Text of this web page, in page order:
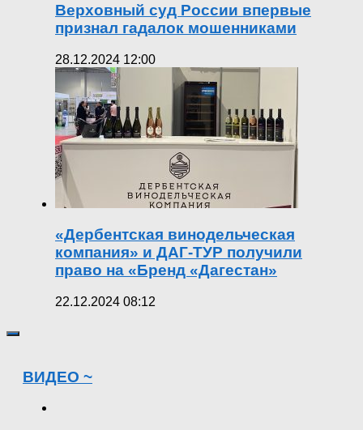
Верховный суд России впервые
признал гадалок мошенниками
28.12.2024 12:00
«Дербентская винодельческая
компания» и ДАГ-ТУР получили
право на «Бренд «Дагестан»
22.12.2024 08:12
ВИДЕО ~